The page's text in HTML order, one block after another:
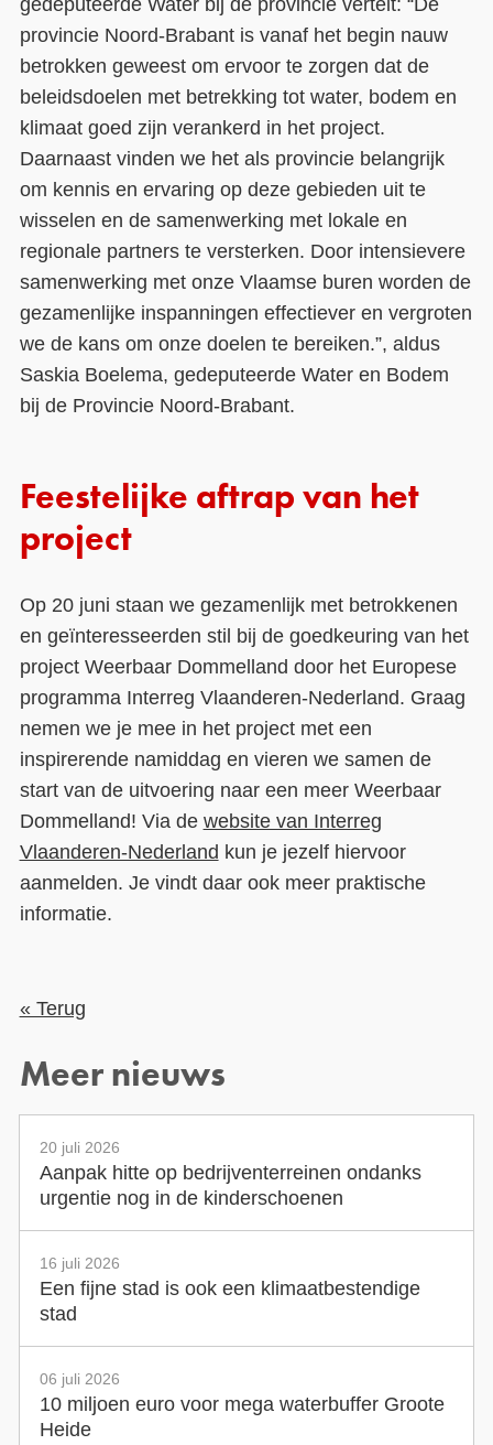
gedeputeerde Water bij de provincie vertelt: “De
provincie Noord-Brabant is vanaf het begin nauw
betrokken geweest om ervoor te zorgen dat de
beleidsdoelen met betrekking tot water, bodem en
klimaat goed zijn verankerd in het project.
Daarnaast vinden we het als provincie belangrijk
om kennis en ervaring op deze gebieden uit te
wisselen en de samenwerking met lokale en
regionale partners te versterken. Door intensievere
samenwerking met onze Vlaamse buren worden de
gezamenlijke inspanningen effectiever en vergroten
we de kans om onze doelen te bereiken.”, aldus
Saskia Boelema, gedeputeerde Water en Bodem
bij de Provincie Noord-Brabant.
Feestelijke aftrap van het
project
Op 20 juni staan we gezamenlijk met betrokkenen
en geïnteresseerden stil bij de goedkeuring van het
project Weerbaar Dommelland door het Europese
programma Interreg Vlaanderen-Nederland. Graag
nemen we je mee in het project met een
inspirerende namiddag en vieren we samen de
start van de uitvoering naar een meer Weerbaar
Dommelland! Via de website van Interreg
Vlaanderen-Nederland kun je jezelf hiervoor
aanmelden. Je vindt daar ook meer praktische
informatie.
« Terug
Meer nieuws
20 juli 2026
Aanpak hitte op bedrijventerreinen ondanks
urgentie nog in de kinderschoenen
16 juli 2026
Een fijne stad is ook een klimaatbestendige
stad
06 juli 2026
10 miljoen euro voor mega waterbuffer Groote
Heide